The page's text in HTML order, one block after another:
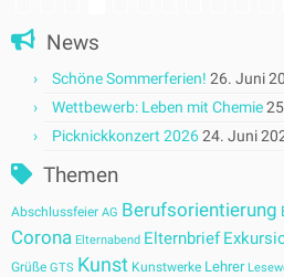
News
Schöne Sommerferien! 26. Juni
Wettbewerb: Leben mit Chemie
Picknickkonzert 202624. Juni
Themen
Abschlussfeier AG Berufsorientierung
Corona Elternabend Elternbrief
Grüße GTS Kunst Kunstwerke Lehrer